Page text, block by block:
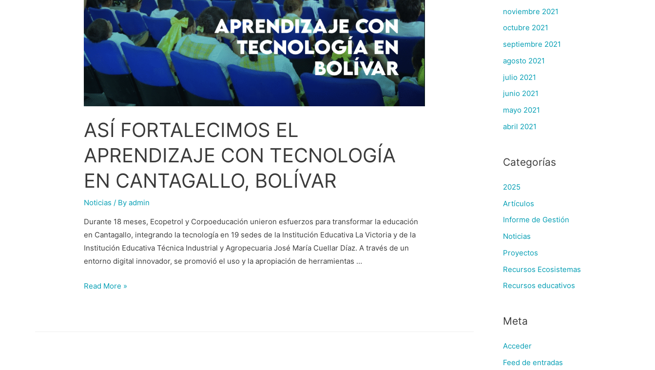
ASÍ FORTALECIMOS EL
APRENDIZAJE CON TECNOLOGÍA
EN CANTAGALLO, BOLÍVAR
Noticias / Byadmin
Durante 18 meses, Ecopetrol y Corpoeducación unieron esfuerzos para transformar la educación
en Cantagallo, integrando la tecnología en 19 sedes de la Institución Educativa La Victoria y de la
Institución Educativa Técnica Industrial y Agropecuaria José María Cuellar Díaz. A través de un
entorno digital innovador, se promovió el uso y la apropiación de herramientas …
Read More »
noviembre 2021
octubre 2021
septiembre 2021
agosto 2021
julio 2021
junio 2021
mayo 2021
abril 2021
Categorías
2025
Artículos
Informe de Gestión
Noticias
Proyectos
Recursos Ecosistemas
Recursos educativos
Meta
Acceder
Feed de entradas